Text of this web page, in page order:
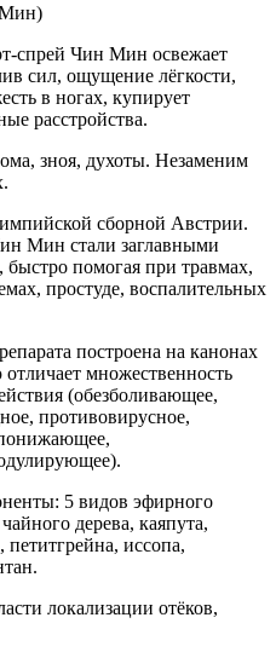
Мин)
спрей Чин Мин освежает
сил, ощущение лёгкости,
в ногах, купирует
расстройства.
зноя, духоты. Незаменим
сборной Австрии.
Мин стали заглавными
помогая при травмах,
простуде, воспалительных
построена на канонах
множественность
(обезболивающее,
противовирусное,
5 видов эфирного
дерева, каяпута,
иссопа,
локализации отёков,